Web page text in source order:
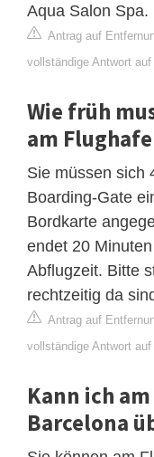
Aqua Salon Spa.
Antrag auf
vollständige Antwort
Wie früh
am
Sie müssen sich
Boarding-Gate
Bordkarte
endet 20
Abflugzeit. Bitte
rechtzeitig da
Antrag auf
vollständige Antwort
Kann ich
Barcelona